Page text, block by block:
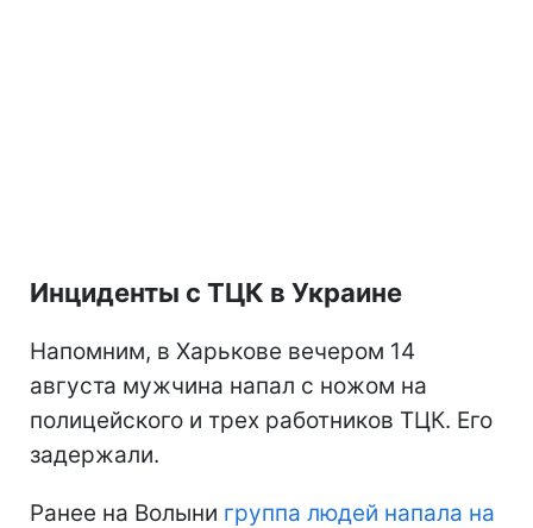
Инциденты с ТЦК в Украине
Напомним, в Харькове вечером 14
августа мужчина напал с ножом на
полицейского и трех работников ТЦК. Его
задержали.
Ранее на Волыни группа людей напала на